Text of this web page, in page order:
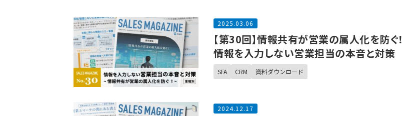
2025.03.06
【第30回】情報共有が営業の属人化を防ぐ！
情報を入力しない営業担当の本音と対策
SFA CRM 資料ダウンロード
2024.12.17